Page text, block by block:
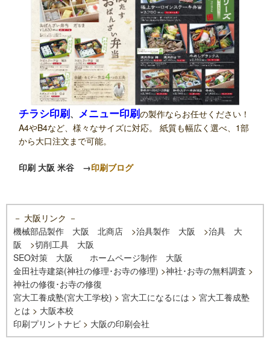
チラシ印刷、 メニュー印刷の製作ならお任せください！
A4やB4など、様々なサイズに対応。 紙質も幅広く選べ、1部
から大口注文まで可能。
印刷 大阪 米谷 →印刷ブログ
－ 大阪リンク －
機械部品製作 大阪 北商店 >治具製作 大阪 >治具 大
阪 >切削工具 大阪
SEO対策 大阪
ホームページ制作 大阪
金田社寺建築(神社の修理･お寺の修理) >神社･お寺の無料調査 >
神社の修復･お寺の修復
宮大工養成塾(宮大工学校) > 宮大工になるには > 宮大工養成塾
とは > 大阪本校
印刷プリントナビ > 大阪の印刷会社